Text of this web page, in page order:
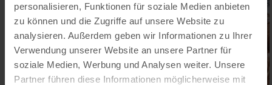
personalisieren, Funktionen für soziale Medien anbieten
zu können und die Zugriffe auf unsere Website zu
analysieren. Außerdem geben wir Informationen zu Ihrer
Verwendung unserer Website an unsere Partner für
soziale Medien, Werbung und Analysen weiter. Unsere
Partner führen diese Informationen möglicherweise mit